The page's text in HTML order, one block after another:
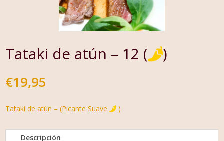
Tataki de atún – 12 ( )
€19,95
Tataki de atún – (Picante Suave )
Descripción